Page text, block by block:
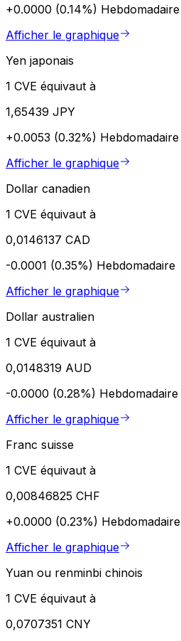
+0.0000 (0.14%) Hebdomadaire
Afficher le graphique
Yen japonais
1 CVE équivaut à
1,65439 JPY
+0.0053 (0.32%) Hebdomadaire
Afficher le graphique
Dollar canadien
1 CVE équivaut à
0,0146137 CAD
-0.0001 (0.35%) Hebdomadaire
Afficher le graphique
Dollar australien
1 CVE équivaut à
0,0148319 AUD
-0.0000 (0.28%) Hebdomadaire
Afficher le graphique
Franc suisse
1 CVE équivaut à
0,00846825 CHF
+0.0000 (0.23%) Hebdomadaire
Afficher le graphique
Yuan ou renminbi chinois
1 CVE équivaut à
0,0707351 CNY